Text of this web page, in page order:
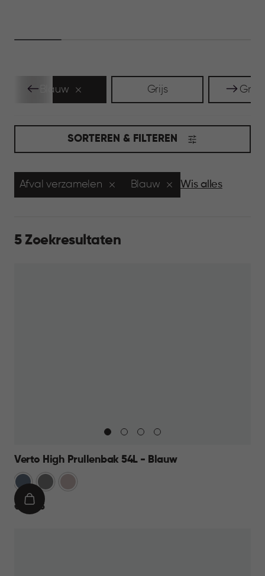
Blauw Grijs
SORTEREN & FILTEREN
Afval verzamelen Blauw Wis alles
5 Zoekresultaten
Verto High Prullenbak 54L - Blauw
BlauwGrijs Rose
€
€ 44,95
IN